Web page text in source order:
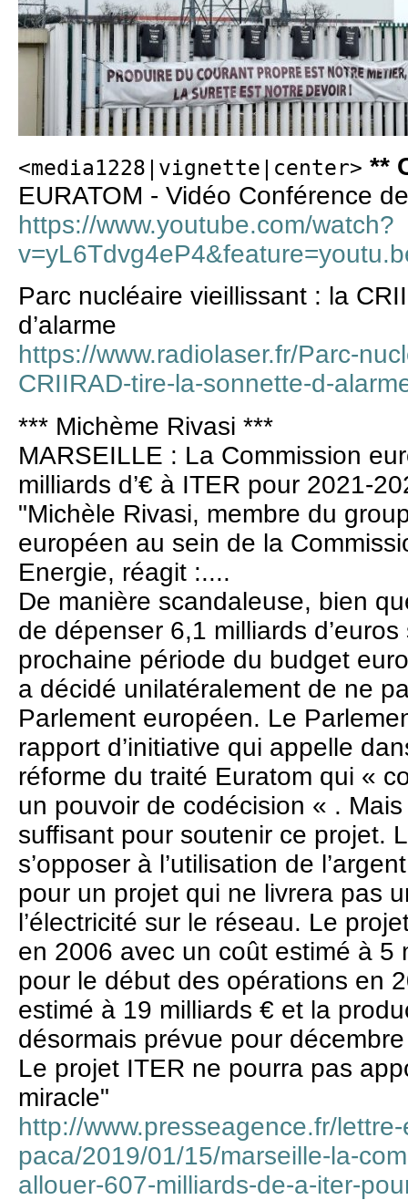
<media1228|vignette|center> **
EURATOM - Vidéo Conférence
https://www.youtube.com/watch?
Parc nucléaire vieillissant : la
d’alarme
https://www.radiolaser.fr/Parc-
CRIIRAD-tire-la-sonnette-d-
*** Michème Rivasi ***
MARSEILLE : La Commission
milliards d’€ à ITER pour 2021-
"Michèle Rivasi, membre du
européen au sein de la
Energie, réagit :....
De manière scandaleuse, bien
de dépenser 6,1 milliards
prochaine période du budget
a décidé unilatéralement de ne
Parlement européen. Le
rapport d’initiative qui appelle
réforme du traité Euratom qui «
un pouvoir de codécision « .
suffisant pour soutenir ce projet.
s’opposer à l’utilisation de
pour un projet qui ne livrera pas
l’électricité sur le réseau. Le
en 2006 avec un coût estimé à 5
pour le début des opérations en
estimé à 19 milliards € et la
désormais prévue pour
Le projet ITER ne pourra pas
miracle"
http://www.presseagence.fr/
paca/2019/01/15/marseille-la-
allouer-607-milliards-de-a-iter-